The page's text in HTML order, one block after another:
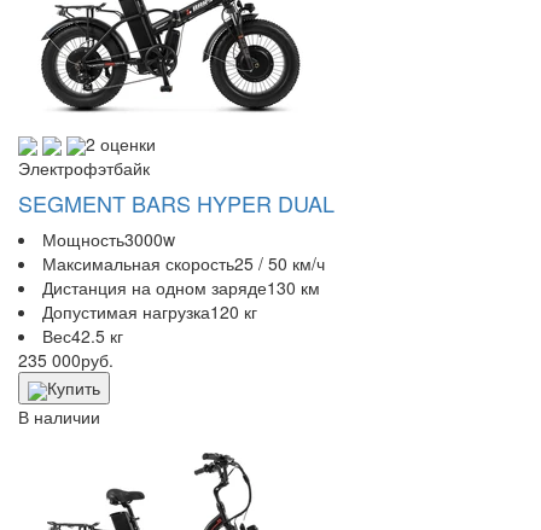
2 оценки
Электрофэтбайк
SEGMENT BARS HYPER DUAL
Мощность3000w
Максимальная скорость25 / 50 км/ч
Дистанция на одном заряде130 км
Допустимая нагрузка120 кг
Вес42.5 кг
235 000руб.
Купить
В наличии